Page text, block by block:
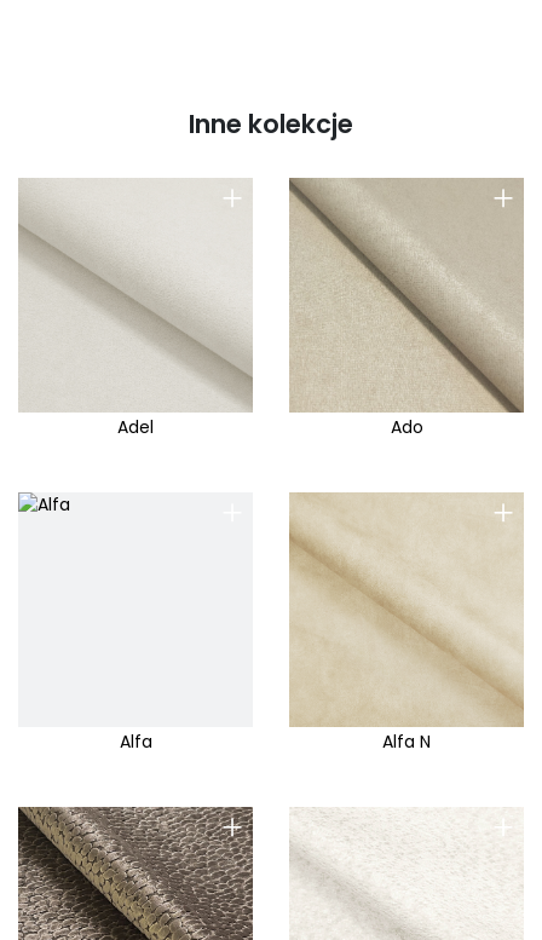
Inne kolekcje
+
Adel
+
Ado
Alfa
+
Alfa N
+ +